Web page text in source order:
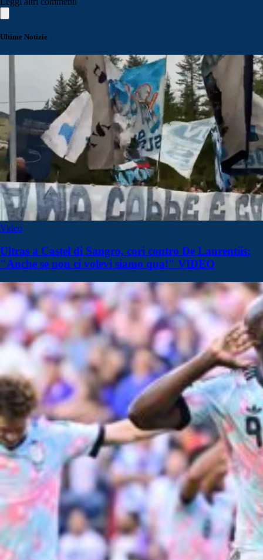
Ultime Notizie
Video
Ultras a Castel di Sangro, cori contro De Laurentiis:
"Anche se non ci volevi siamo qua!" VIDEO